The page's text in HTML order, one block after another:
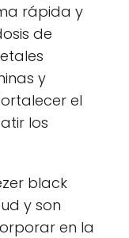
rápida y
de
y
el
los
black
y son
en la